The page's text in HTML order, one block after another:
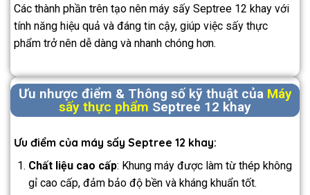
Các thành phần trên tạo nên máy sấy Septree 12 khay với
tính năng hiệu quả và đáng tin cậy, giúp việc sấy thực
phẩm trở nên dễ dàng và nhanh chóng hơn.
Ưu nhược điểm & Thông số kỹ thuật của Máy
sấy thực phẩm Septree 12 khay
Ưu điểm của máy sấy Septree 12 khay:
Chất liệu cao cấp: Khung máy được làm từ thép không
gỉ cao cấp, đảm bảo độ bền và kháng khuẩn tốt.